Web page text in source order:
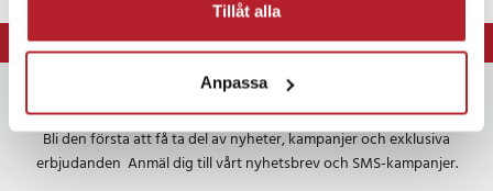
Tillåt alla
Anpassa
⭐ 365 dagars öppet köp
Nyhetsbrev
Bli den första att få ta del av nyheter, kampanjer och exklusiva
erbjudanden Anmäl dig till vårt nyhetsbrev och SMS-kampanjer.